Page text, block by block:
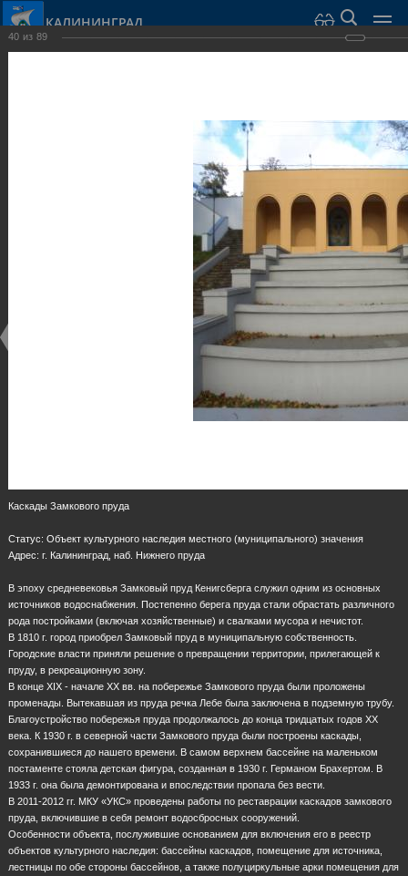
КАЛИНИНГРАД
Достопримечательности
Общественные здания и сооружения
40 из 89
Каскады Замкового пруда
Статус: Объект культурного наследия местного (муниципального) значения
Адрес: г. Калининград, наб. Нижнего пруда
В эпоху средневековья Замковый пруд Кенигсберга служил одним из основных
источников водоснабжения. Постепенно берега пруда стали обрастать различного
рода постройками (включая хозяйственные) и свалками мусора и нечистот.
В 1810 г. город приобрел Замковый пруд в муниципальную собственность.
Городские власти приняли решение о превращении территории, прилегающей к
пруду, в рекреационную зону.
В конце XIX - начале XX вв. на побережье Замкового пруда были проложены
променады. Вытекавшая из пруда речка Лебе была заключена в подземную трубу.
Благоустройство побережья пруда продолжалось до конца тридцатых годов XX
века. К 1930 г. в северной части Замкового пруда были построены каскады,
сохранившиеся до нашего времени. В самом верхнем бассейне на маленьком
постаменте стояла детская фигура, созданная в 1930 г. Германом Брахертом. В
1933 г. она была демонтирована и впоследствии пропала без вести.
В 2011-2012 гг. МКУ «УКС» проведены работы по реставрации каскадов замкового
пруда, включившие в себя ремонт водосбросных сооружений.
Особенности объекта, послужившие основанием для включения его в реестр
объектов культурного наследия: бассейны каскадов, помещение для источника,
лестницы по обе стороны бассейнов, а также полуциркульные арки помещения для